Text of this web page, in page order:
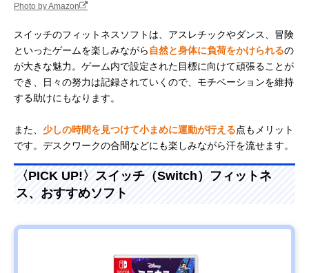
Photo by Amazon
スイッチのフィットネスソフトは、アスレチックやダンス、冒険
といったゲームを楽しみながら 自然と身体に負荷をかけられるの
が大きな魅力。ゲーム内で設定された目標に向けて頑張ることが
でき、日々の努力は記録されていくので、モチベーションを維持
する助けにもなります。
また、 少しの時間を見つけて小まめに運動が行える点もメリット
です。デスクワークの合間などにも楽しみながら汗を流せます。
〈PICK UP!〉スイッチ（Switch）フィットネ
ス、おすすめソフト